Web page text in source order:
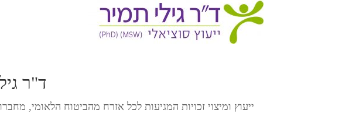
ד"ר
ייעוץ ומיצוי זכויות המגיעות לכל אזרח מהביטוח הלאומי,